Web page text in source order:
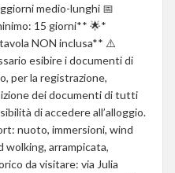
medio-lunghi 📅
15 giorni** 🌟*
NON inclusa** ⚠️
esibire i documenti di
per la registrazione,
dei documenti di tutti
di accedere all’alloggio.
nuoto, immersioni, wind
wolking, arrampicata,
da visitare: via Julia